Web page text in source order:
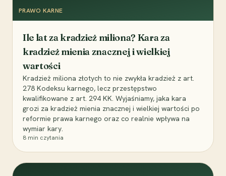
PRAWO KARNE
Ile lat za kradzież miliona? Kara za
kradzież mienia znacznej i wielkiej
wartości
Kradzież miliona złotych to nie zwykła kradzież z art.
278 Kodeksu karnego, lecz przestępstwo
kwalifikowane z art. 294 KK. Wyjaśniamy, jaka kara
grozi za kradzież mienia znacznej i wielkiej wartości po
reformie prawa karnego oraz co realnie wpływa na
wymiar kary.
8 min czytania